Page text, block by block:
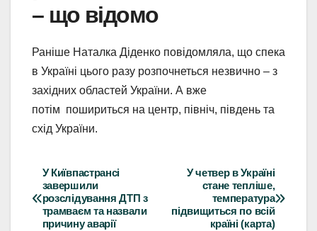
– що відомо
Раніше Наталка Діденко повідомляла, що спека
в Україні цього разу розпочнеться незвично – з
західних областей України. А вже
потім пошириться на центр, північ, південь та
схід України.
Навігація
записів
У четвер в Україні
стане тепліше,
температура
підвищиться по всій
країні (карта)
У Київпастрансі
завершили
розслідування ДТП з
трамваєм та назвали
причину аварії